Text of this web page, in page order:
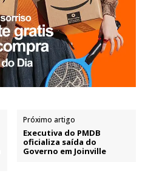
Próximo artigo
Executiva do PMDB
oficializa saída do
Governo em Joinville